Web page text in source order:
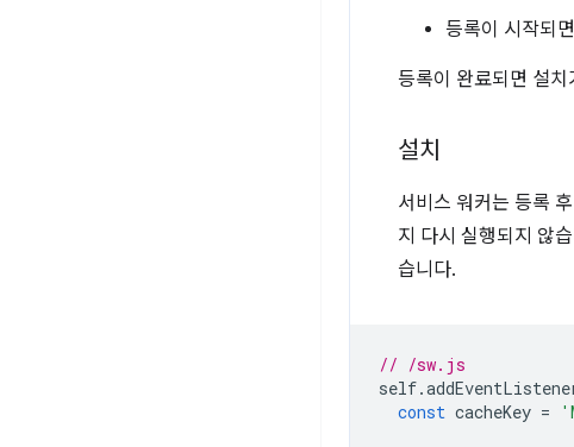
등록이 시작되
등록이 완료되면 설
설치
서비스 워커는 등록 후
지 다시 실행되지 않
습니다.
// /sw.js
self.
const cacheKey =